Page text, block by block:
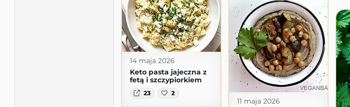
14 maja 2026
Keto pasta jajeczna z
fetą i szczypiorkiem
23 2
11 maja 2026